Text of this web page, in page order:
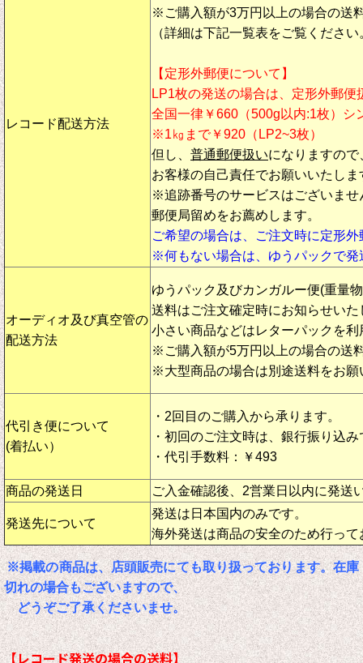
レコード配送方法
※ご購入額が3万円以上の場合の送
（詳細は下記一覧表をご覧ください
【定形外郵便について】
LP1枚の発送の場合は、定形外郵便
全国一律￥660（500g以内:1枚）シ
※1㎏まで￥920（LP2~3枚）
但し、 普通郵便扱いになりますの
お客様の自己責任でお願いいたしま
※追跡番号のサービスはございませ
郵便局留めをお薦めします。
ご希望の場合は、ご注文時に定形
※何もない場合は、ゆうパックで発
オーディオ及び真空管の
配送方法
ゆうパック及びカンガルー便(重量
送料はご注文確定時にお知らせいた
小さい商品などはレターパックを利
※ご購入額が5万円以上の場合の送
※大型商品の場合は別途送料をお願
代引き便について
(着払い）
・2回目のご購入から承ります。
・初回のご注文時は、銀行振り込
・代引手数料：￥493
商品の発送日 ご入金確認後、2営業日以内に発送
発送先について
発送は日本国内のみです。
海外発送は商品の安全のため行って
※掲載の商品は、店頭販売にても取り扱っております。在庫
切れの場合もございますので、
どうぞご了承くださいませ。
【レコード発送の場合の送料】